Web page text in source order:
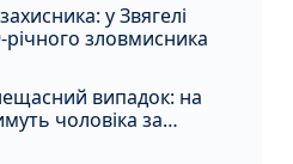
у Звягелі
річного зловмисника
випадок: на
чоловіка за